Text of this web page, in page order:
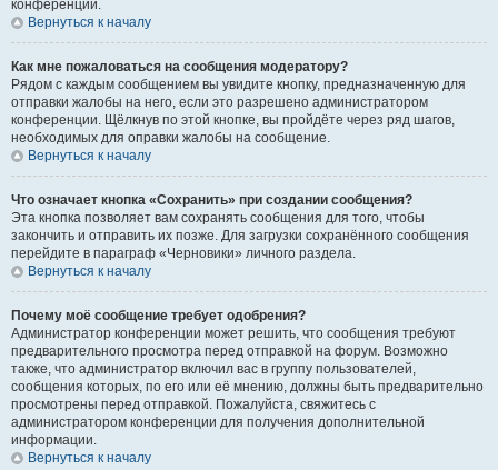
конференции.
Вернуться к началу
Как мне пожаловаться на сообщения модератору?
Рядом с каждым сообщением вы увидите кнопку, предназначенную для
отправки жалобы на него, если это разрешено администратором
конференции. Щёлкнув по этой кнопке, вы пройдёте через ряд шагов,
необходимых для оправки жалобы на сообщение.
Вернуться к началу
Что означает кнопка «Сохранить» при создании сообщения?
Эта кнопка позволяет вам сохранять сообщения для того, чтобы
закончить и отправить их позже. Для загрузки сохранённого сообщения
перейдите в параграф «Черновики» личного раздела.
Вернуться к началу
Почему моё сообщение требует одобрения?
Администратор конференции может решить, что сообщения требуют
предварительного просмотра перед отправкой на форум. Возможно
также, что администратор включил вас в группу пользователей,
сообщения которых, по его или её мнению, должны быть предварительно
просмотрены перед отправкой. Пожалуйста, свяжитесь с
администратором конференции для получения дополнительной
информации.
Вернуться к началу